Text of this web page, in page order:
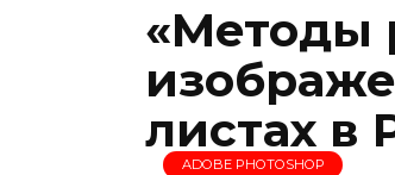
«Методы
листах в
ADOBE PHOTOSHOP